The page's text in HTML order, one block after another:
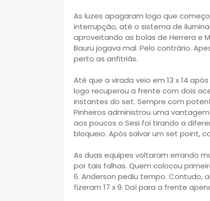
As luzes apagaram logo que
interrupção, até o sistema de
aproveitando as bolas de Herrera e
Bauru jogava mal. Pelo contrário.
perto as anfitriãs.
Até que a virada veio em 13 x 14
logo recuperou a frente com dois
instantes do set. Sempre com
Pinheiros administrou uma
aos poucos o Sesi foi tirando a
bloqueio. Após salvar um set point,
As duas equipes voltaram errando
por tais falhas. Quem colocou
6. Anderson pediu tempo. Contudo,
fizeram 17 x 9. Daí para a frente